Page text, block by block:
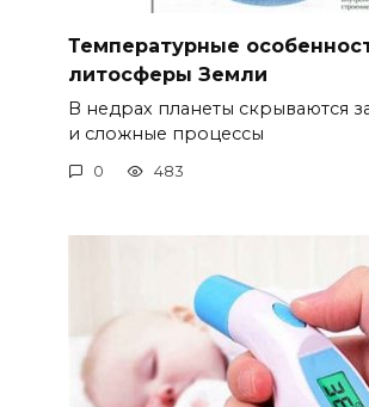
Температурные
литосферы Земли
В недрах планеты скрываются
и сложные процессы
0 483